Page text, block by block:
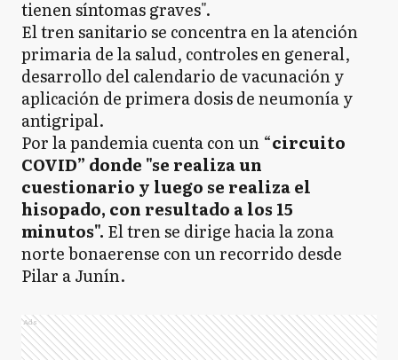
tienen síntomas graves".
El tren sanitario se concentra en la atención
primaria de la salud, controles en general,
desarrollo del calendario de vacunación y
aplicación de primera dosis de neumonía y
antigripal.
Por la pandemia cuenta con un “circuito
COVID” donde "se realiza un
cuestionario y luego se realiza el
hisopado, con resultado a los 15
minutos". El tren se dirige hacia la zona
norte bonaerense con un recorrido desde
Pilar a Junín.
Ads